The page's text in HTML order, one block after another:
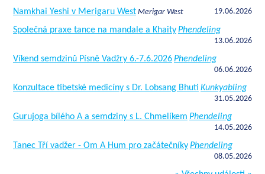
Namkhai Yeshi v Merigaru West Merigar West 19.06.2026
Společná praxe tance na mandale a KhaityPhendeling
13.06.2026
Víkend semdzinů Písně Vadžry 6.-7.6.2026Phendeling
06.06.2026
Konzultace tibetské medicíny s Dr. Lobsang Bhuti Kunkyabling
31.05.2026
Gurujoga bílého A a semdziny s L. Chmelíkem Phendeling
14.05.2026
Tanec Tří vadžer - Om A Hum pro začátečníkyPhendeling
08.05.2026